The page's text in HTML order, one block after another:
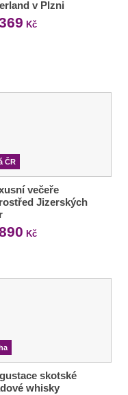
v Plzni
Kč
ČR
večeře
Jizerských
Kč
skotské
whisky